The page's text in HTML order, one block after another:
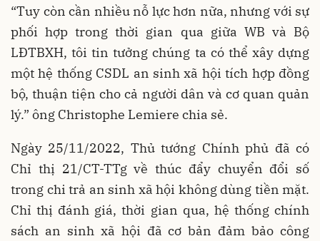
“Tuy còn cần nhiều nỗ lực hơn nữa, nhưng với sự
phối hợp trong thời gian qua giữa WB và Bộ
LĐTBXH, tôi tin tưởng chúng ta có thể xây dựng
một hệ thống CSDL an sinh xã hội tích hợp đồng
bộ, thuận tiện cho cả người dân và cơ quan quản
lý.” ông Christophe Lemiere chia sẻ.
Ngày 25/11/2022, Thủ tướng Chính phủ đã có
Chỉ thị 21/CT-TTg về thúc đẩy chuyển đổi số
trong chi trả an sinh xã hội không dùng tiền mặt.
Chỉ thị đánh giá, thời gian qua, hệ thống chính
sách an sinh xã hội đã cơ bản đảm bảo công